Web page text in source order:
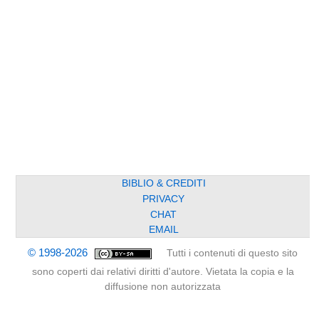
BIBLIO & CREDITI
PRIVACY
CHAT
EMAIL
© 1998-2026
Tutti i contenuti di questo sito
sono coperti dai relativi diritti d'autore. Vietata la copia e la
diffusione non autorizzata